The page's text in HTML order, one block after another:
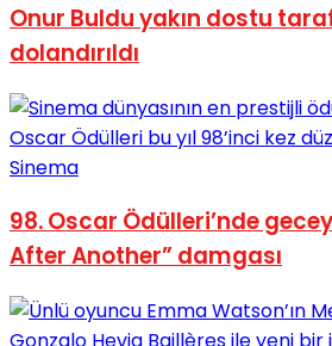
Onur Buldu yakın dostu
dolandırıldı
Sinema
98. Oscar Ödülleri’nde
After Another” damgası